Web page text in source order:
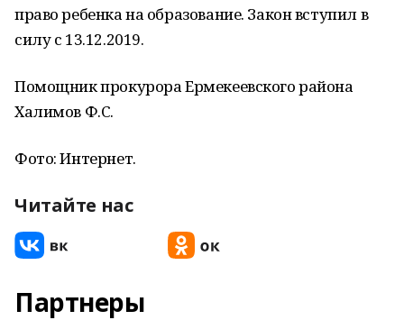
право ребенка на образование. Закон вступил в
силу с 13.12.2019.
Помощник прокурора Ермекеевского района
Халимов Ф.С.
Фото: Интернет.
Читайте нас
Партнеры